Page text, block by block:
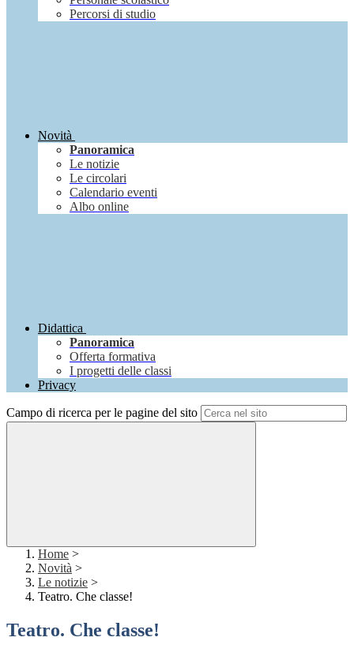
Percorsi di studio
Novità
Panoramica
Le notizie
Le circolari
Calendario eventi
Albo online
Didattica
Panoramica
Offerta formativa
I progetti delle classi
Privacy
Campo di ricerca per le pagine del sito
Home >
Novità >
Le notizie >
Teatro. Che classe!
Teatro. Che classe!